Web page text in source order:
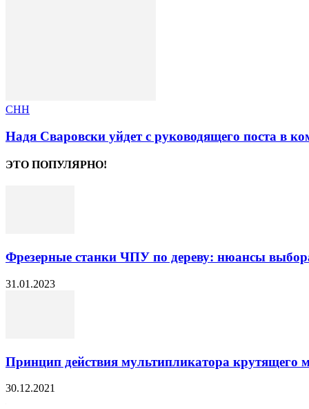
СНН
Надя Сваровски уйдет с руководящего поста в
ЭТО ПОПУЛЯРНО!
Фрезерные станки ЧПУ по дереву: нюансы
31.01.2023
Принцип действия мультипликатора крутящего
30.12.2021